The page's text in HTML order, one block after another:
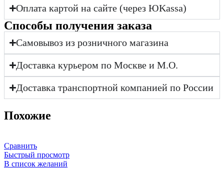
Оплата картой на сайте (через ЮKassa)
Cпособы получения заказа
Самовывоз из розничного магазина
Доставка курьером по Москве и М.О.
Доставка транспортной компанией по России
Похожие
Сравнить
Быстрый просмотр
В список желаний